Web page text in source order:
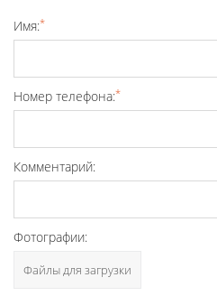
Имя:*
Номер телефона:*
Комментарий:
Фотографии:
Файлы для загрузки